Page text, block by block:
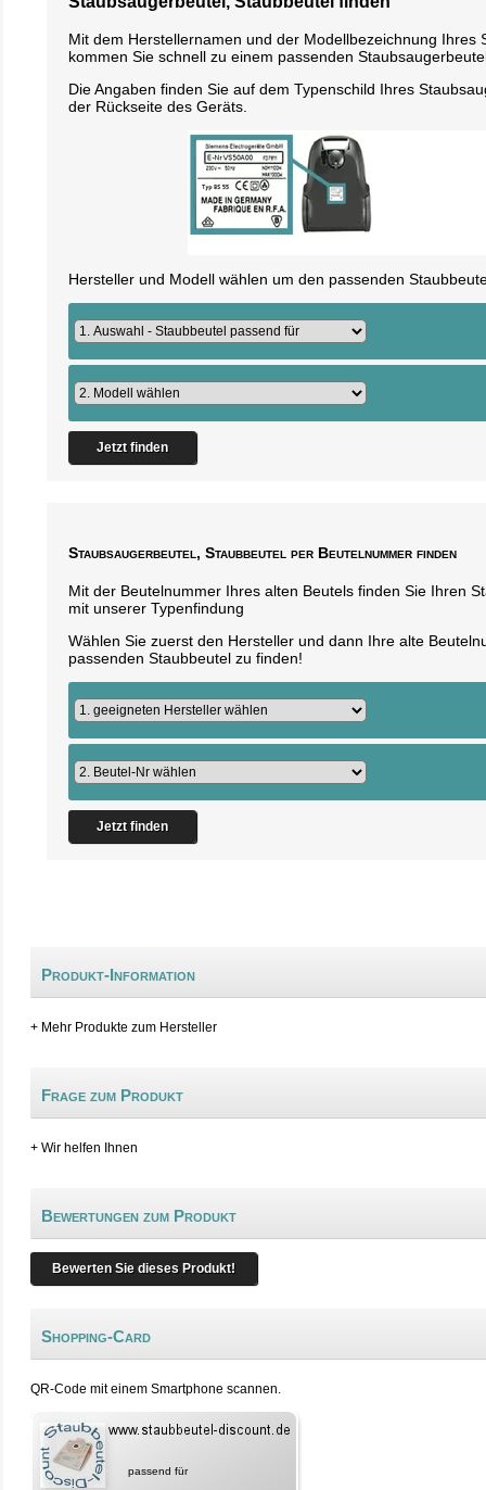
Mit dem Herstellernamen und der Modellbezeichnung Ihres
kommen Sie schnell zu einem passenden
Die Angaben finden Sie auf dem Typenschild Ihres
der Rückseite des Geräts.
Hersteller und Modell wählen um den passenden
Jetzt finden
Staubsaugerbeutel, Staubbeutel per Beutelnummer finden
Mit der Beutelnummer Ihres alten Beutels finden Sie Ihren
mit unserer Typenfindung
Wählen Sie zuerst den Hersteller und dann Ihre alte
passenden Staubbeutel zu finden!
Jetzt finden
Produkt-Information
+ Mehr Produkte zum Hersteller
Frage zum Produkt
+ Wir helfen Ihnen
Bewertungen zum Produkt
Bewerten Sie dieses Produkt!
Shopping-Card
QR-Code mit einem Smartphone scannen.
passend für